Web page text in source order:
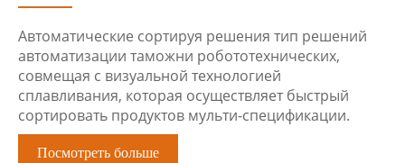
Автоматические сортируя решения тип решений
автоматизации таможни робототехнических,
совмещая с визуальной технологией
сплавливания, которая осуществляет быстрый
сортировать продуктов мульти-спецификации.
Посмотреть больше